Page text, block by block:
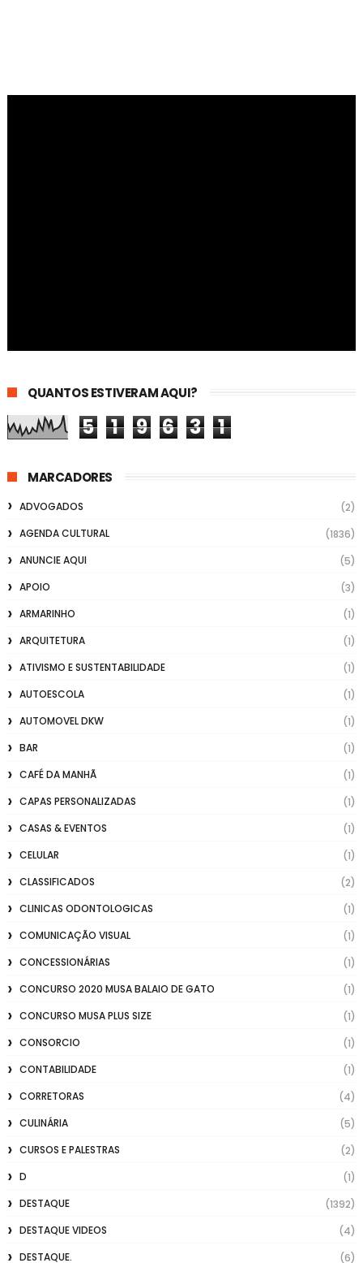
QUANTOS ESTIVERAM AQUI?
5 1 9 6 3 1
MARCADORES
ADVOGADOS
(2)
AGENDA CULTURAL
(1836)
ANUNCIE AQUI
(5)
APOIO
(3)
ARMARINHO
(1)
ARQUITETURA
(1)
ATIVISMO E SUSTENTABILIDADE
(1)
AUTOESCOLA
(1)
AUTOMOVEL DKW
(1)
BAR
(1)
CAFÉ DA MANHÃ
(1)
CAPAS PERSONALIZADAS
(1)
CASAS & EVENTOS
(1)
CELULAR
(1)
CLASSIFICADOS
(2)
CLINICAS ODONTOLOGICAS
(1)
COMUNICAÇÃO VISUAL
(1)
CONCESSIONÁRIAS
(1)
CONCURSO 2020 MUSA BALAIO DE GATO
(1)
CONCURSO MUSA PLUS SIZE
(1)
CONSORCIO
(1)
CONTABILIDADE
(1)
CORRETORAS
(4)
CULINÁRIA
(5)
CURSOS E PALESTRAS
(2)
D
(1)
DESTAQUE
(1392)
DESTAQUE VIDEOS
(4)
DESTAQUE.
(6)